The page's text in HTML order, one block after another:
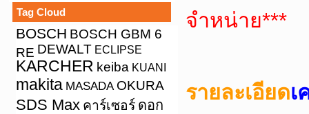
Tag Cloud
BOSCH BOSCH GBM 6
RE DEWALT ECLIPSE
KARCHER keiba KUANI
makita MASADA OKURA
SDS Max คาร์เซอร์ ดอก
จำหน่าย***
รายละเอียดเ